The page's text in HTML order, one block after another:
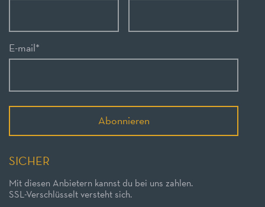
E-mail*
Abonnieren
SICHER
Mit diesen Anbietern kannst du bei uns zahlen.
SSL-Verschlüsselt versteht sich.